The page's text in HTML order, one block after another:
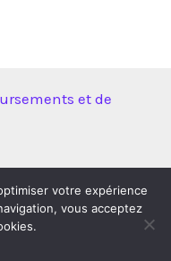
et de
parThème WordPress
votre expérience
vous acceptez